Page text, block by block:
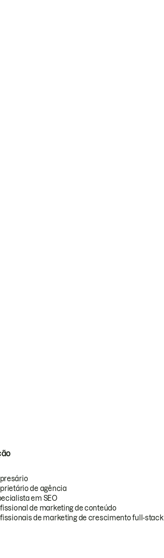
de agência
em SEO
de marketing de conteúdo
de marketing de crescimento full-stack